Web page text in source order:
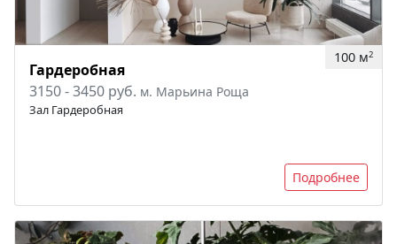
100 м2
Гардеробная
3150 - 3450 руб. м. Марьина Роща
Зал Гардеробная
Подробнее